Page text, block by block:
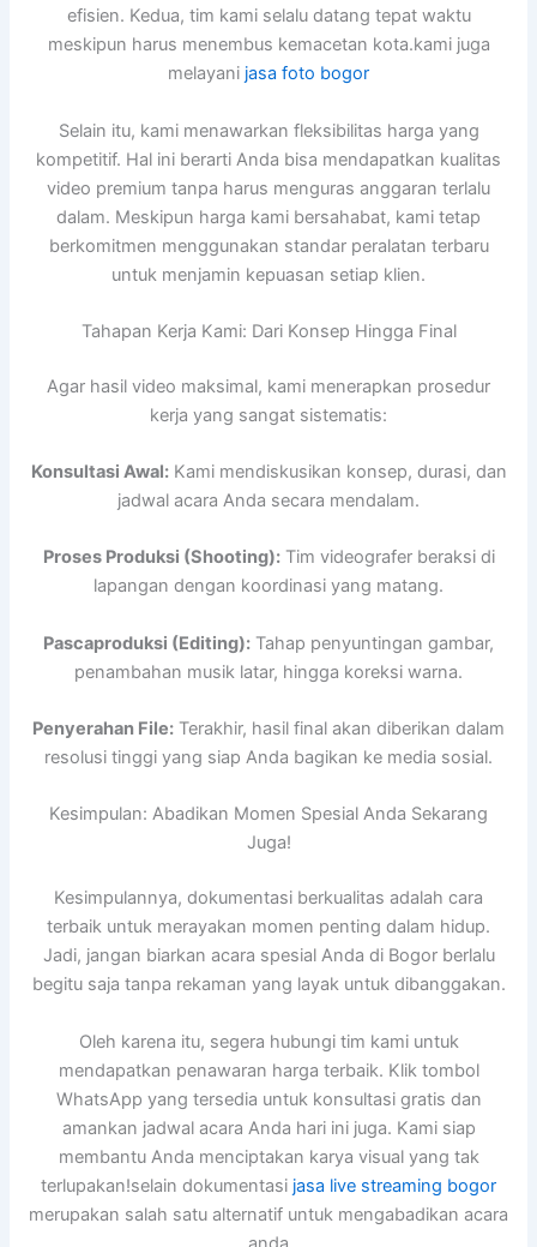
efisien. Kedua, tim kami selalu datang tepat waktu
meskipun harus menembus kemacetan kota.kami juga
melayani jasa foto bogor
Selain itu, kami menawarkan fleksibilitas harga yang
kompetitif. Hal ini berarti Anda bisa mendapatkan kualitas
video premium tanpa harus menguras anggaran terlalu
dalam. Meskipun harga kami bersahabat, kami tetap
berkomitmen menggunakan standar peralatan terbaru
untuk menjamin kepuasan setiap klien.
Tahapan Kerja Kami: Dari Konsep Hingga Final
Agar hasil video maksimal, kami menerapkan prosedur
kerja yang sangat sistematis:
Konsultasi Awal:Kami mendiskusikan konsep, durasi, dan
jadwal acara Anda secara mendalam.
Proses Produksi (Shooting):Tim videografer beraksi di
lapangan dengan koordinasi yang matang.
Pascaproduksi (Editing): Tahap penyuntingan gambar,
penambahan musik latar, hingga koreksi warna.
Penyerahan File: Terakhir, hasil final akan diberikan dalam
resolusi tinggi yang siap Anda bagikan ke media sosial.
Kesimpulan: Abadikan Momen Spesial Anda Sekarang
Juga!
Kesimpulannya, dokumentasi berkualitas adalah cara
terbaik untuk merayakan momen penting dalam hidup.
Jadi, jangan biarkan acara spesial Anda di Bogor berlalu
begitu saja tanpa rekaman yang layak untuk dibanggakan.
Oleh karena itu, segera hubungi tim kami untuk
mendapatkan penawaran harga terbaik. Klik tombol
WhatsApp yang tersedia untuk konsultasi gratis dan
amankan jadwal acara Anda hari ini juga. Kami siap
membantu Anda menciptakan karya visual yang tak
terlupakan!selain dokumentasi jasa live streaming bogor
merupakan salah satu alternatif untuk mengabadikan acara